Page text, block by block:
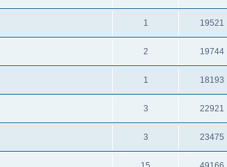
1 19521
2 19744
1 18193
3 22921
3 23475